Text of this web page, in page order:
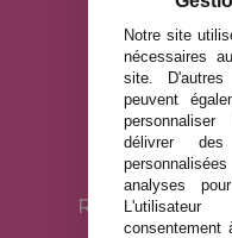
POLITIQUE
RETOURS /
Notre site
nécessaires
site.
peuvent
délivrer des
analyses
consentement